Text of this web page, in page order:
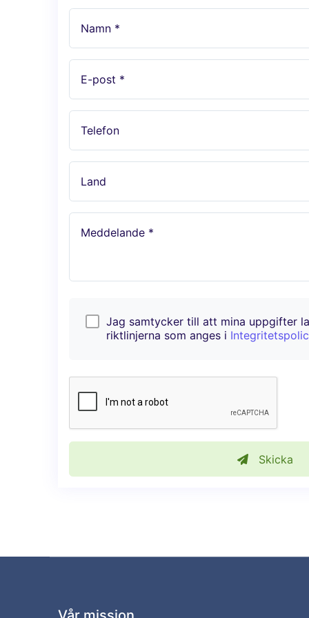
Namn *
E-post *
Telefon
Land
Meddelande *
Jag samtycker till att mina uppgifter
riktlinjerna som anges i
Skicka